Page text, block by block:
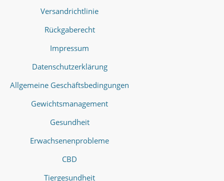
Versandrichtlinie
Rückgaberecht
Impressum
Datenschutzerklärung
Allgemeine Geschäftsbedingungen
Gewichtsmanagement
Gesundheit
Erwachsenenprobleme
CBD
Tiergesundheit